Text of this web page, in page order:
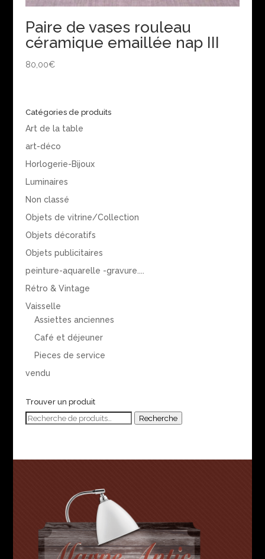
Paire de vases rouleau
céramique emaillée nap III
80,00€
Catégories de produits
Art de la table
art-déco
Horlogerie-Bijoux
Luminaires
Non classé
Objets de vitrine/Collection
Objets décoratifs
Objets publicitaires
peinture-aquarelle -gravure....
Rétro & Vintage
Vaisselle
Assiettes anciennes
Café et déjeuner
Pieces de service
vendu
Trouver un produit
Recherche
Recherche